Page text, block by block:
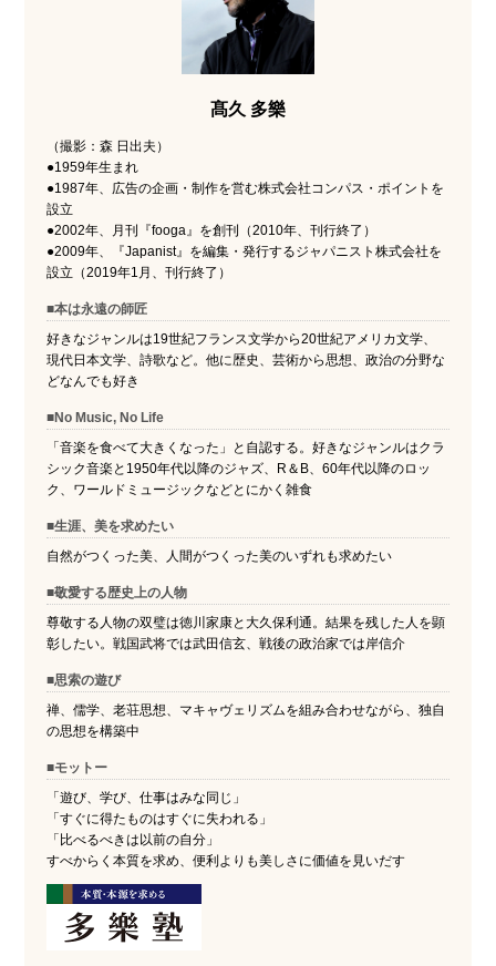
髙久 多樂
（撮影：森 日出夫）
●1959年生まれ
●1987年、広告の企画・制作を営む株式会社コンパス・ポイントを
設立
●2002年、月刊『fooga』を創刊（2010年、刊行終了）
●2009年、『Japanist』を編集・発行するジャパニスト株式会社を
設立（2019年1月、刊行終了）
■本は永遠の師匠
好きなジャンルは19世紀フランス文学から20世紀アメリカ文学、
現代日本文学、詩歌など。他に歴史、芸術から思想、政治の分野な
どなんでも好き
■No Music, No Life
「音楽を食べて大きくなった」と自認する。好きなジャンルはクラ
シック音楽と1950年代以降のジャズ、R＆B、60年代以降のロッ
ク、ワールドミュージックなどとにかく雑食
■生涯、美を求めたい
自然がつくった美、人間がつくった美のいずれも求めたい
■敬愛する歴史上の人物
尊敬する人物の双璧は徳川家康と大久保利通。結果を残した人を顕
彰したい。戦国武将では武田信玄、戦後の政治家では岸信介
■思索の遊び
禅、儒学、老荘思想、マキャヴェリズムを組み合わせながら、独自
の思想を構築中
■モットー
「遊び、学び、仕事はみな同じ」
「すぐに得たものはすぐに失われる」
「比べるべきは以前の自分」
すべからく本質を求め、便利よりも美しさに価値を見いだす